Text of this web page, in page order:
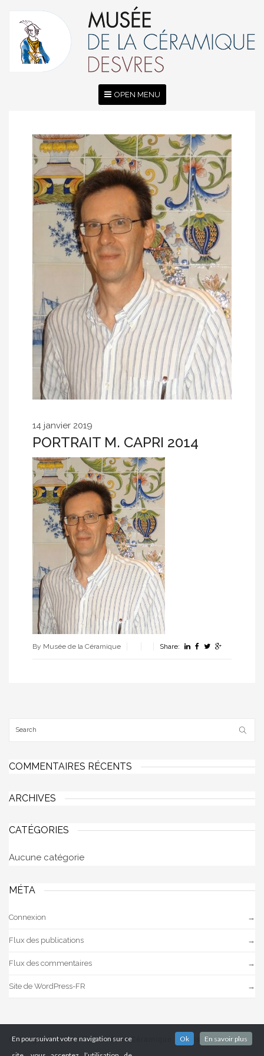
OPEN MENU
14 janvier 2019
PORTRAIT M. CAPRI 2014
By Musée de la Céramique Share:
COMMENTAIRES RÉCENTS
ARCHIVES
CATÉGORIES
Aucune catégorie
MÉTA
Connexion
Flux des publications
Flux des commentaires
Site de WordPress-FR
Copyright © 2023 - Musée de la Céramique de Desvres
En poursuivant votre navigation sur ce
Ok En savoir plus